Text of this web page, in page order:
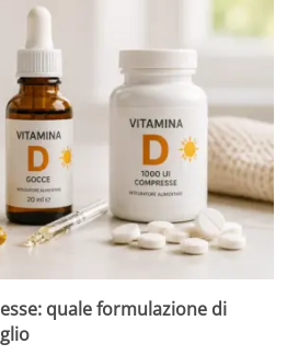
quale formulazione di